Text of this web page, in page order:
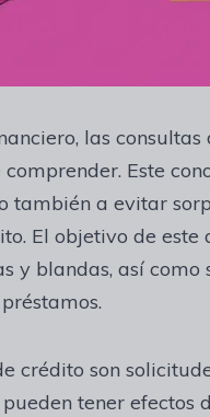
las
Este
también a evitar
El objetivo de este
y blandas, así
crédito son
tener efectos